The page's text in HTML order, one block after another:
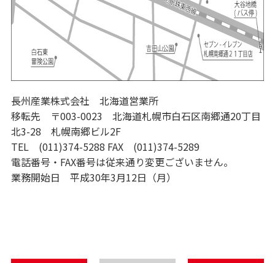
長州産業株式会社 北海道営業所
移転先 〒003-0023 北海道札幌市白石区南郷通20丁目
北3-28 札幌南郷ビル2F
TEL (011)374-5288 FAX (011)374-5289
電話番号・FAX番号は従来通り変更ございません。
業務開始日 平成30年3月12日（月）